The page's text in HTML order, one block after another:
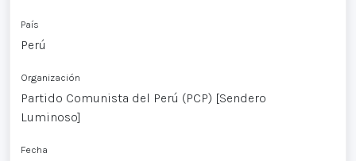
País
Perú
Organización
Partido Comunista del Perú (PCP) [Sendero
Luminoso]
Fecha